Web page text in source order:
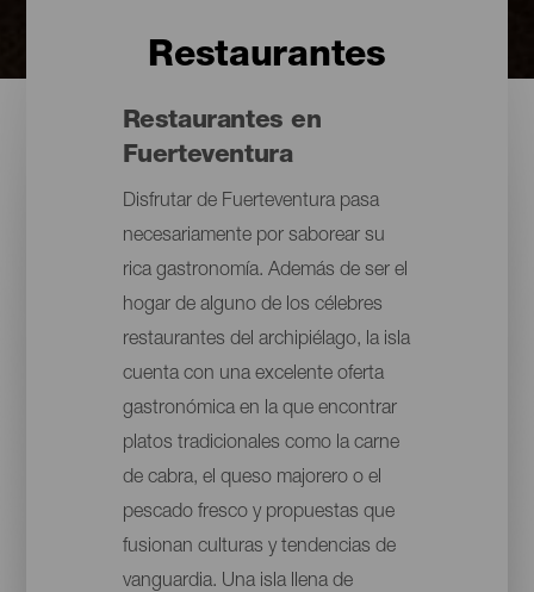
Restaurantes
Restaurantes en
Fuerteventura
Disfrutar de Fuerteventura pasa
necesariamente por saborear su
rica gastronomía. Además de ser el
hogar de alguno de los célebres
restaurantes del archipiélago, la isla
cuenta con una excelente oferta
gastronómica en la que encontrar
platos tradicionales como la carne
de cabra, el queso majorero o el
pescado fresco y propuestas que
fusionan culturas y tendencias de
vanguardia. Una isla llena de